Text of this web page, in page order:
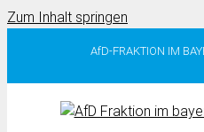
Zum Inhalt springen
AfD-FRAKTION IM